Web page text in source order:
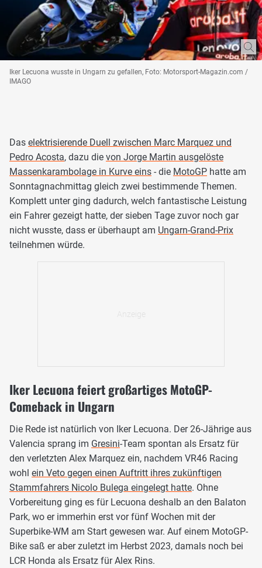
Iker Lecuona wusste in Ungarn zu gefallen, Foto: Motorsport-Magazin.com /
IMAGO
Das elektrisierende Duell zwischen Marc Marquez und
Pedro Acosta, dazu die von Jorge Martin ausgelöste
Massenkarambolage in Kurve eins - die MotoGP hatte am
Sonntagnachmittag gleich zwei bestimmende Themen.
Komplett unter ging dadurch, welch fantastische Leistung
ein Fahrer gezeigt hatte, der sieben Tage zuvor noch gar
nicht wusste, dass er überhaupt am Ungarn-Grand-Prix
teilnehmen würde.
Iker Lecuona feiert großartiges MotoGP-
Comeback in Ungarn
Die Rede ist natürlich von Iker Lecuona. Der 26-Jährige aus
Valencia sprang im Gresini-Team spontan als Ersatz für
den verletzten Alex Marquez ein, nachdem VR46 Racing
wohl ein Veto gegen einen Auftritt ihres zukünftigen
Stammfahrers Nicolo Bulega eingelegt hatte. Ohne
Vorbereitung ging es für Lecuona deshalb an den Balaton
Park, wo er immerhin erst vor fünf Wochen mit der
Superbike-WM am Start gewesen war. Auf einem MotoGP-
Bike saß er aber zuletzt im Herbst 2023, damals noch bei
LCR Honda als Ersatz für Alex Rins.